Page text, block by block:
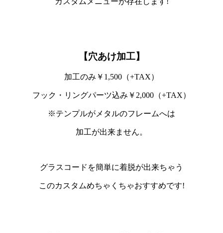
【穴あけ加工】
加工のみ￥1,500（+TAX）
フック・リングパーツ込み￥2,000（+TAX）
※テンプルがメタルのフレームへは
加工が出来ません。
グラスコードを簡単に着脱が出来ちゃう
このカスタムめちゃくちゃおすすめです!